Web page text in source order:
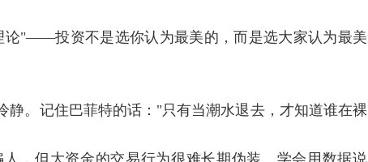
"——投资不是选你认为最美的，而是选大家认为最美
静。记住巴菲特的话："只有当潮水退去，才知道谁在裸
人，但大资金的交易行为很难长期伪装。学会用数据说